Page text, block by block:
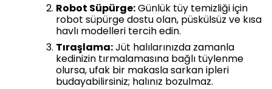
Robot Süpürge:Günlük tüy temizliği için
robot süpürge dostu olan, püskülsüz ve kısa
havlı modelleri tercih edin.
Tıraşlama:Jüt halılarınızda zamanla
kedinizin tırmalamasına bağlı tüylenme
olursa, ufak bir makasla sarkan ipleri
budayabilirsiniz; halınız bozulmaz.